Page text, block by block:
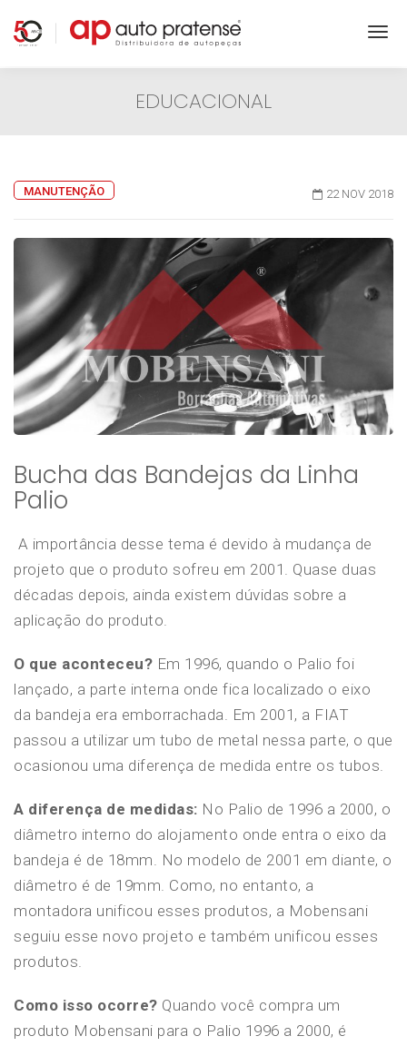
EDUCACIONAL
MANUTENÇÃO 22 NOV 2018
Bucha das Bandejas da Linha
Palio
A importância desse tema é devido à mudança de
projeto que o produto sofreu em 2001. Quase duas
décadas depois, ainda existem dúvidas sobre a
aplicação do produto.
O que aconteceu? Em 1996, quando o Palio foi
lançado, a parte interna onde fica localizado o eixo
da bandeja era emborrachada. Em 2001, a FIAT
passou a utilizar um tubo de metal nessa parte, o que
ocasionou uma diferença de medida entre os tubos.
A diferença de medidas: No Palio de 1996 a 2000, o
diâmetro interno do alojamento onde entra o eixo da
bandeja é de 18mm. No modelo de 2001 em diante, o
diâmetro é de 19mm. Como, no entanto, a
montadora unificou esses produtos, a Mobensani
seguiu esse novo projeto e também unificou esses
produtos.
Como isso ocorre? Quando você compra um
produto Mobensani para o Palio 1996 a 2000, é